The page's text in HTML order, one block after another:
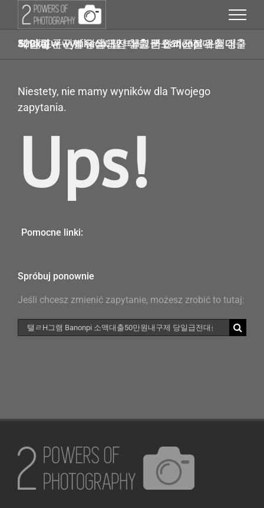
Przejdź
Szukaj w wynikach: 탤ㄹH그램 Banonpi 소액대출50만원내구제 당일급전대출 바넌피선불유심내구제 대포폰선불유심매입 철원군소액급전대출 정식업체
Niestety, nie mamy wyników dla Twojego
zapytania.
Ups!
Pomocne linki:
Spróbuj ponownie
Jeśli chcesz zmienić zapytanie, możesz zrobić to tutaj:
Szukaj